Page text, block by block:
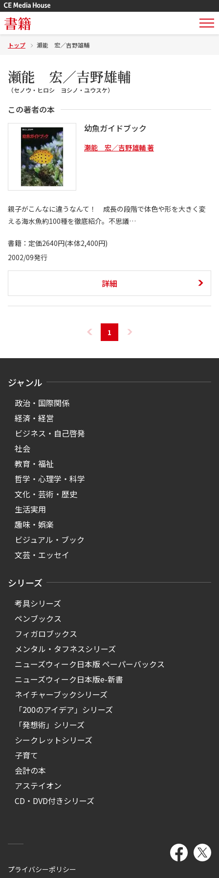
書籍
トップ 瀬能 宏／吉野雄輔
瀬能 宏／吉野雄輔
（セノウ・ヒロシ ヨシノ・ユウスケ）
この著者の本
幼魚ガイドブック
瀬能 宏／吉野雄輔 著
親子がこんなに違うなんて！ 成長の段階で体色や形を大きく変
える海水魚約100種を徹底紹介。不思議…
書籍：定価2640円(本体2,400円)
2002/09発行
詳細
1
ジャンル
政治・国際関係
経済・経営
ビジネス・自己啓発
社会
教育・福祉
哲学・心理学・科学
文化・芸術・歴史
生活実用
趣味・娯楽
ビジュアル・ブック
文芸・エッセイ
シリーズ
考具シリーズ
ペンブックス
フィガロブックス
メンタル・タフネスシリーズ
ニューズウィーク日本版 ペーパーバックス
ニューズウィーク日本版e-新書
ネイチャーブックシリーズ
「200のアイデア」シリーズ
「発想術」シリーズ
シークレットシリーズ
子育て
会計の本
アステイオン
CD・DVD付きシリーズ
プライバシーポリシー